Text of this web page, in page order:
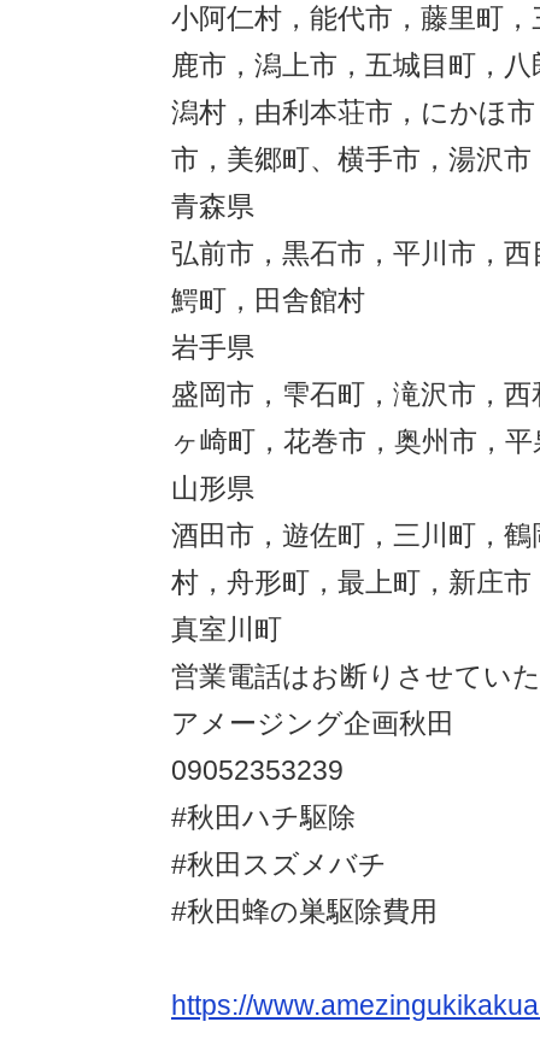
小阿仁村，能代市，藤里町
鹿市，潟上市，五城目町，
潟村，由利本荘市，にかほ
市，美郷町、横手市，湯沢
青森県
弘前市，黒石市，平川市，
鰐町，田舎館村
岩手県
盛岡市，雫石町，滝沢市，
ヶ崎町，花巻市，奥州市，
山形県
酒田市，遊佐町，三川町，
村，舟形町，最上町，新庄
真室川町
営業電話はお断りさせてい
アメージング企画秋田
09052353239
#秋田ハチ駆除
#秋田スズメバチ
#秋田蜂の巣駆除費用
https://